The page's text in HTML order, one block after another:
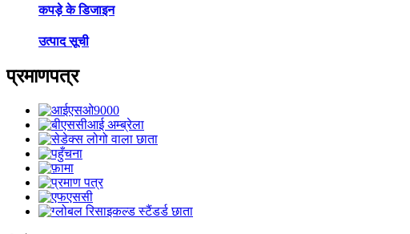
कपड़े के डिजाइन
उत्पाद सूची
प्रमाणपत्र